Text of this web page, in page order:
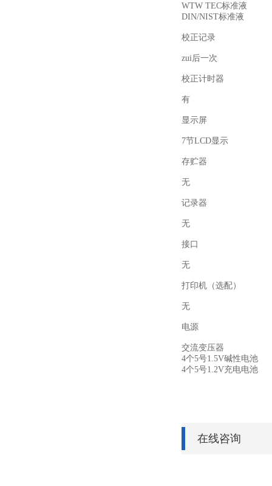
WTW TEC标准液
DIN/NIST标准液
校正记录
zui后一次
校正计时器
有
显示屏
7节LCD显示
存贮器
无
记录器
无
接口
无
打印机 （选配）
无
电源
交流变压器
4个5号1.5V碱性电池
4个5号1.2V充电电池
在线咨询